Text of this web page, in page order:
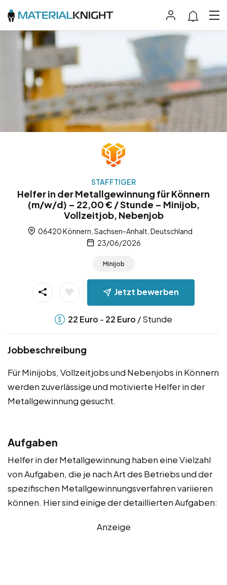
STAFFTIGER
Helfer in der Metallgewinnung für Könnern
(m/w/d) – 22,00 € / Stunde – Minijob,
Vollzeitjob, Nebenjob
06420 Könnern, Sachsen-Anhalt, Deutschland
23/06/2026
Minijob
Jetzt bewerben
22 Euro - 22 Euro / Stunde
Jobbeschreibung
Für Minijobs, Vollzeitjobs und Nebenjobs in Könnern
werden zuverlässige und motivierte Helfer in der
Metallgewinnung gesucht.
Aufgaben
Helfer in der Metallgewinnung haben eine Vielzahl
von Aufgaben, die je nach Art des Betriebs und der
spezifischen Metallgewinnungsverfahren variieren
können. Hier sind einige der detaillierten Aufgaben:
Anzeige